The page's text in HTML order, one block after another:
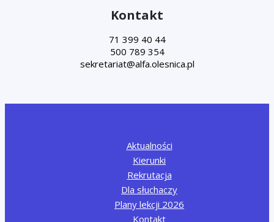
Kontakt
71 399 40 44
500 789 354
Aktualności
Kierunki
Rekrutacja
Dla słuchaczy
Plany lekcji 2026
Kontakt